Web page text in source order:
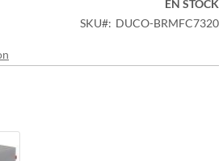
EN STOCK
SKU
DUCO-BRMFC7320